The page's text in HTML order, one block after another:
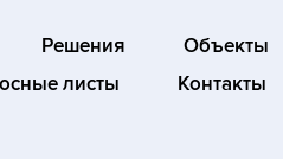
Решения
Объекты
листы Контакты